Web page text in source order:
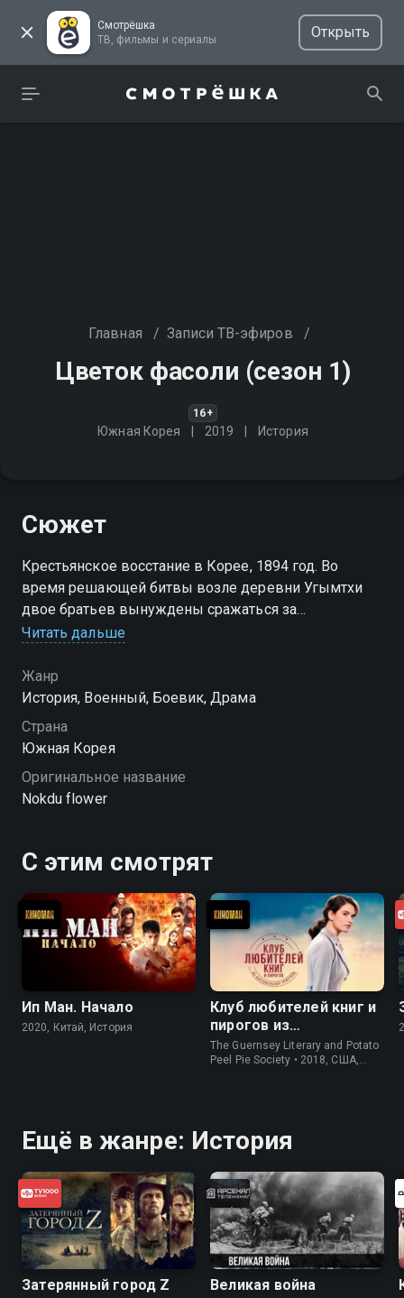
Смотрёшка
ТВ, фильмы и сериалы
Открыть
Главная / Записи ТВ-эфиров /
Цветок фасоли (сезон 1)
16+
Южная Корея 2019 История
Сюжет
Крестьянское восстание в Корее, 1894 год. Во
время решающей битвы возле деревни Угымтхи
двое братьев вынуждены сражаться за
противоборствующие стороны
Посмотреть онлайн 1 сезон сериала Цветок фасоли
вы можете совершенно бесплатно в хорошем HD
качестве на Смотрёшке
Читать дальше
Жанр
История, Военный, Боевик, Драма
Страна
Южная Корея
Оригинальное название
Nokdu flower
С этим смотрят
Ип Ман. Начало
2020, Китай, История
Клуб любителей книг и
пирогов из
картофельных
очистков
The Guernsey Literary and Potato
Peel Pie Society • 2018, США,
Ещё в жанре: История
Затерянный город Z Великая война